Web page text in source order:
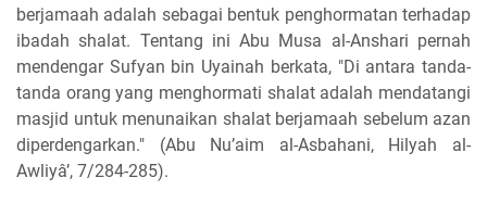
berjamaah adalah sebagai bentuk penghormatan terhadap
ibadah shalat. Tentang ini Abu Musa al-Anshari pernah
mendengar Sufyan bin Uyainah berkata, "Di antara tanda-
tanda orang yang menghormati shalat adalah mendatangi
masjid untuk menunaikan shalat berjamaah sebelum azan
diperdengarkan." (Abu Nu’aim al-Asbahani, Hilyah al-
Awliyâ’, 7/284-285).